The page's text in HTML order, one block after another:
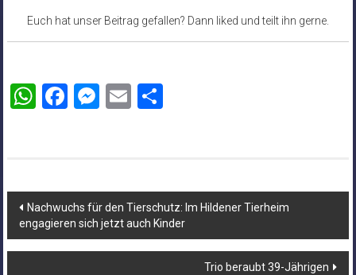
Euch hat unser Beitrag gefallen? Dann liked und teilt ihn gerne.
WhatsApp
Facebook
Messenger
EmailTeilen
Beitragsnavigation
Nachwuchs für den Tierschutz: Im Hildener Tierheim
engagieren sich jetzt auch Kinder
Trio beraubt 39-Jährigen